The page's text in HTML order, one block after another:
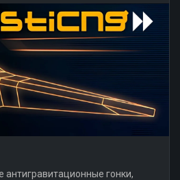
антигравитационные гонки,